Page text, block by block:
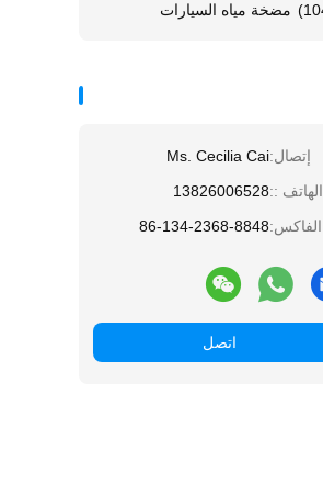
مضخة مياه السيارات
إتصال:Ms. Cecilia Cai
الهاتف ::13826006528
الفاكس:86-134-2368-8848
اتصل